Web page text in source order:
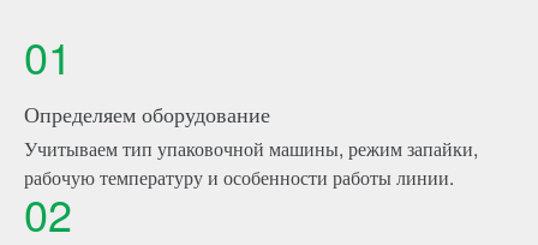
01
Определяем оборудование
Учитываем тип упаковочной машины, режим запайки,
рабочую температуру и особенности работы линии.
02